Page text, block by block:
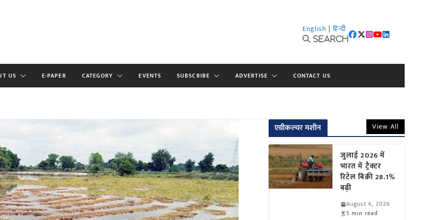
English | हिन्दी
Search
US E-PAPER CATEGORY EVENTS SUBSCRIBE ADVERTISE CONTACT US
एग्रीकल्चर मशीन View All
जुलाई 2026 में
भारत में ट्रैक्टर
रिटेल बिक्री 28.1%
बढ़ी
August 6, 2026
5 min read